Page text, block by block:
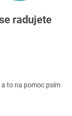
radujete
to na pomoc psím